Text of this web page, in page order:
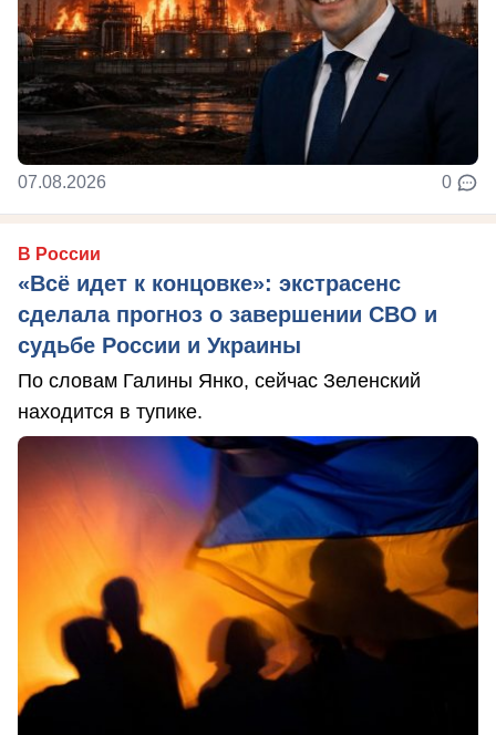
07.08.2026 0
В России
«Всё идет к концовке»: экстрасенс
сделала прогноз о завершении СВО и
судьбе России и Украины
По словам Галины Янко, сейчас Зеленский
находится в тупике.